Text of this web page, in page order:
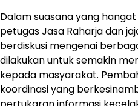
Dalam suasana yang
petugas Jasa Raharja dan
berdiskusi mengenai
dilakukan untuk semakin
kepada masyarakat.
koordinasi yang